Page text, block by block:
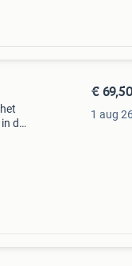
de
€ 69,50
1 aug